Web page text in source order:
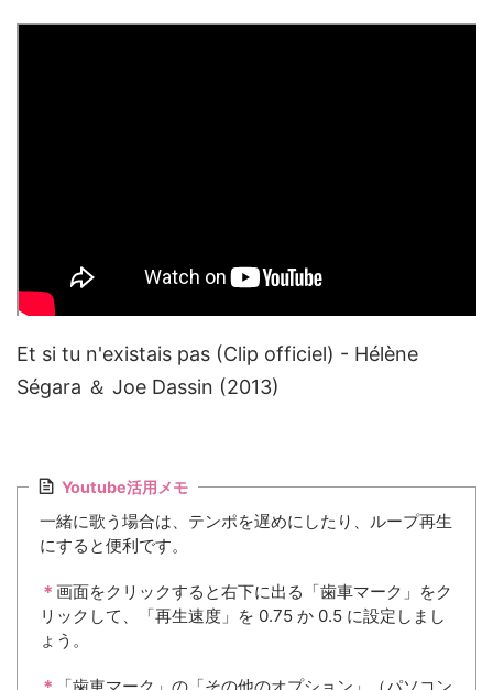
Et si tu n'existais pas (Clip officiel) - Hélène
Ségara ＆ Joe Dassin (2013)
Youtube活用メモ
一緒に歌う場合は、テンポを遅めにしたり、ループ再生
にすると便利です。
＊ 画面をクリックすると右下に出る「歯車マーク」をク
リックして、「再生速度」を 0.75 か 0.5 に設定しまし
ょう。
＊ 「歯車マーク」の「その他のオプション」（パソコン